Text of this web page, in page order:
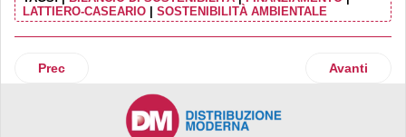
LATTIERO-CASEARIO
SOSTENIBILITÀ AMBIENTALE
Articolo precedente: Coin: incontro al Mimit il 18 dicembre
Prec Articolo
Avanti